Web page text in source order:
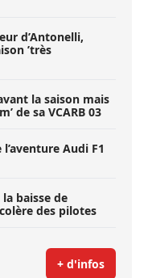
d’Antonelli,
’très
la saison mais
de sa VCARB 03
Audi F1
baisse de
des pilotes
+ d'infos